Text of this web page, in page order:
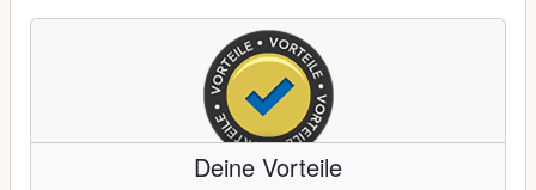
Deine Vorteile